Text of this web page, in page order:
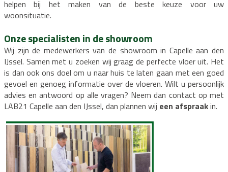
helpen bij het maken van de beste keuze voor uw
woonsituatie.
Onze specialisten in de showroom
Wij zijn de medewerkers van de showroom in Capelle aan den
IJssel. Samen met u zoeken wij graag de perfecte vloer uit. Het
is dan ook ons doel om u naar huis te laten gaan met een goed
gevoel en genoeg informatie over de vloeren. Wilt u persoonlijk
advies en antwoord op alle vragen? Neem dan contact op met
LAB21 Capelle aan den IJssel, dan plannen wij een afspraakin.